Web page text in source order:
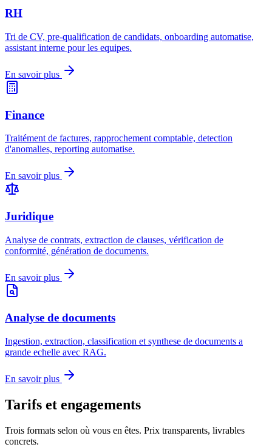
RH
Tri de CV, pre-qualification de candidats, onboarding automatise,
assistant interne pour les equipes.
En savoir plus
Finance
Traitément de factures, rapprochement comptable, detection
d'anomalies, reporting automatise.
En savoir plus
Juridique
Analyse de contrats, extraction de clauses, vérification de
conformité, génération de documents.
En savoir plus
Analyse de documents
Ingestion, extraction, classification et synthese de documents a
grande echelle avec RAG.
En savoir plus
Tarifs et engagements
Trois formats selon où vous en êtes. Prix transparents, livrables
concrets.